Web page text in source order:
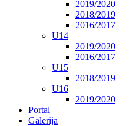
2019/2020
2018/2019
2016/2017
U14
2019/2020
2016/2017
U15
2018/2019
U16
2019/2020
Portal
Galerija